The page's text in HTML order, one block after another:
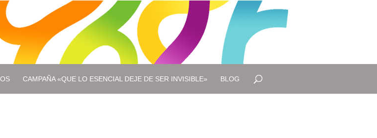
CAMPAÑA «QUE LO ESENCIAL DEJE DE SER INVISIBLE» BLOG